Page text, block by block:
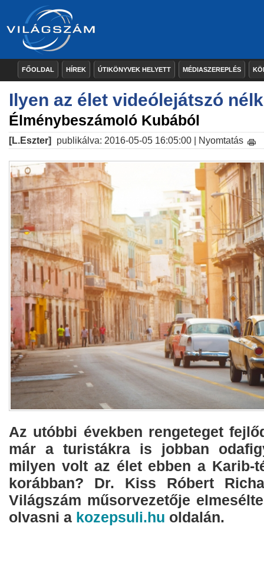
FŐOLDAL HÍREK ÚTIKÖNYVEK HELYETT MÉDIASZEREPLÉS
Ilyen az élet videólejátszó
Élménybeszámoló Kubából
[L.Eszter] publikálva: 2016-05-05 16:05:00 | Nyomtatás
Az utóbbi években rengeteget
már a turistákra is jobban
milyen volt az élet ebben a Karib-
korábban? Dr. Kiss Róbert
Világszám műsorvezetője
olvasni a kozepsuli.hu oldalán.